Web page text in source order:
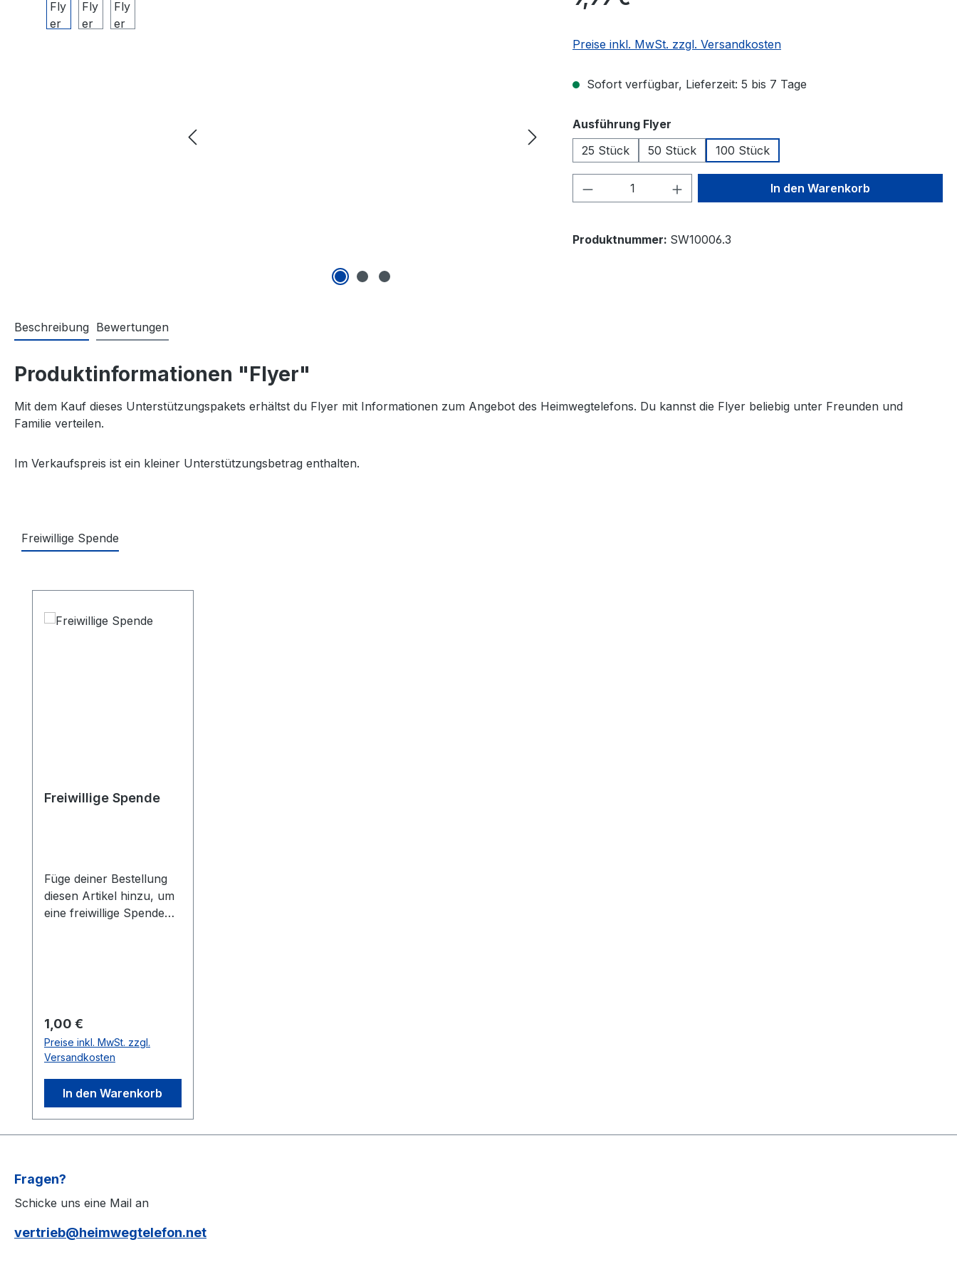
Preise inkl. MwSt. zzgl. Versandkosten
Sofort verfügbar, Lieferzeit: 5 bis 7 Tage
Ausführung Flyer
25 Stück
50 Stück 100 Stück
Produkt Anzahl: Gib den gewünschten Wert
In den Warenkorb
Produktnummer: SW10006.3
Beschreibung Bewertungen
Produktinformationen "Flyer"
Mit dem Kauf dieses Unterstützungspakets erhältst du Flyer mit Informationen zum Angebot des Heimwegtelefons. Du kannst die Flyer beliebig unter Freunden und
Familie verteilen.
Im Verkaufspreis ist ein kleiner Unterstützungsbetrag enthalten.
Freiwillige Spende
Freiwillige Spende
Füge deiner Bestellung
diesen Artikel hinzu, um
eine freiwillige Spende
Regulärer Preis:
1,00 €
Preise inkl. MwSt. zzgl.
Versandkosten
In den Warenkorb
Fragen?
Schicke uns eine Mail an
vertrieb@heimwegtelefon.net